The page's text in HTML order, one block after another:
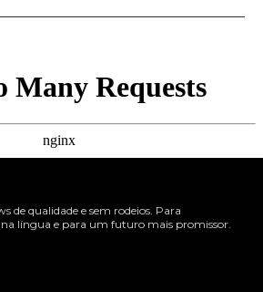
de qualidade e sem rodeios. Para
língua e para um futuro mais promissor.